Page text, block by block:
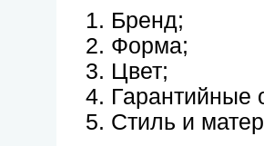
Бренд;
Форма;
Цвет;
Гарантийные
Стиль и